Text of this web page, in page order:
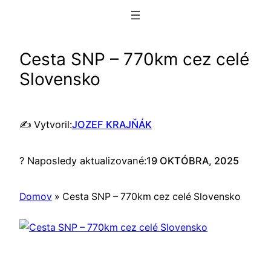
Cesta SNP – 770km cez celé
Slovensko
✍️ Vytvoril:JOZEF KRAJŇÁK
? Naposledy aktualizované:19 OKTÓBRA, 2025
Domov » Cesta SNP – 770km cez celé Slovensko